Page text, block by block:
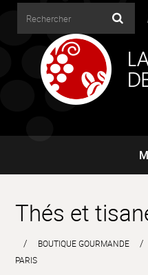
Thés et
BOUTIQUE GOURMANDE
PARIS